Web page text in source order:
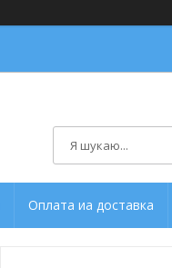
Оплата иа доставка